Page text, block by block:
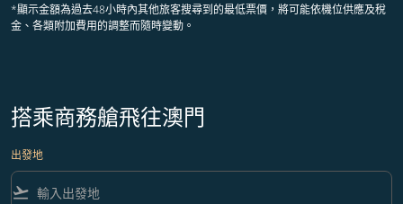
*顯示金額為過去48小時內其他旅客搜尋到的最低票價，將可能依機位供應及稅
金、各類附加費用的調整而隨時變動。
搭乘商務艙飛往澳門
出發地
flight_takeoff